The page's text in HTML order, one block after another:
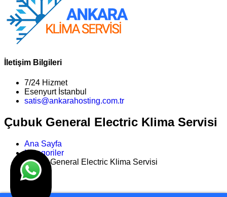
İletişim Bilgileri
7/24 Hizmet
Esenyurt İstanbul
satis@ankarahosting.com.tr
Çubuk General Electric Klima Servisi
Ana Sayfa
Kategoriler
Çubuk General Electric Klima Servisi
>>